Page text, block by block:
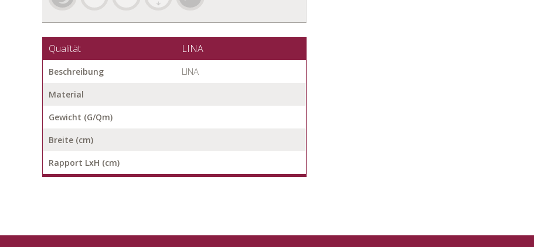
Qualität LINA
Beschreibung LINA
Material
Gewicht (G/Qm)
Breite (cm)
Rapport LxH (cm)